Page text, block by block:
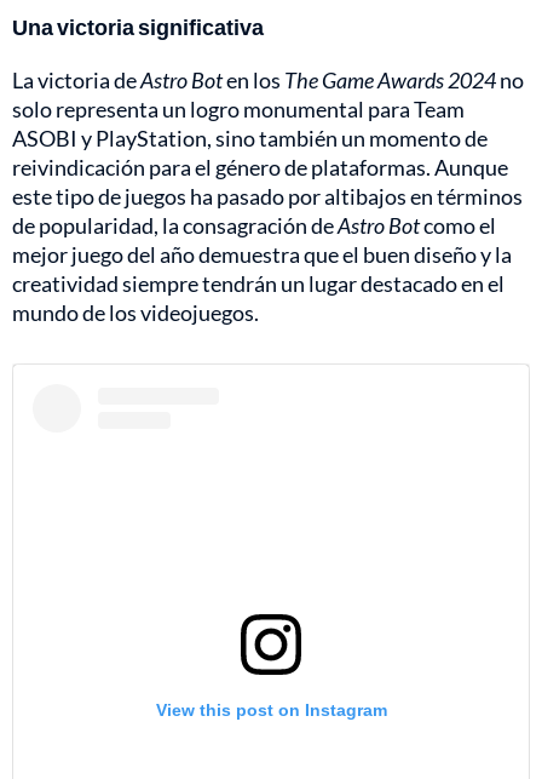
Una victoria significativa
La victoria deAstro Boten los The Game Awards 2024no
solo representa un logro monumental para Team
ASOBI y PlayStation, sino también un momento de
reivindicación para el género de plataformas. Aunque
este tipo de juegos ha pasado por altibajos en términos
de popularidad, la consagración deAstro Botcomo el
mejor juego del año demuestra que el buen diseño y la
creatividad siempre tendrán un lugar destacado en el
mundo de los videojuegos.
View this post on Instagram